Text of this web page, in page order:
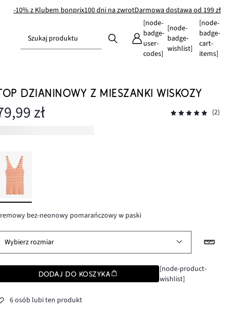
-10% z Klubem bonprix100 dni na zwrotDarmowa dostawa od 199 zł
Szukaj produktu
[node-
badge-
user-
codes]
[node-
badge-
wishlist]
[node-
badge-
cart-
items]
DZIANINOWY Z MIESZANKI WISKOZY
zł (2)
bez-neonowy pomarańczowy w paski
Wybierz rozmiar
DODAJ DO KOSZYKA
[node-product-
wishlist]
6 osób lubi ten produkt